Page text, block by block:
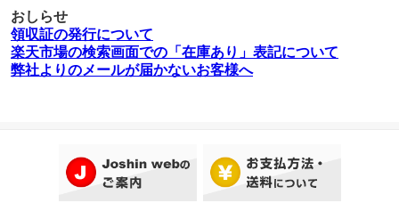
おしらせ
領収証の発行について
楽天市場の検索画面での「在庫あり」表記について
弊社よりのメールが届かないお客様へ